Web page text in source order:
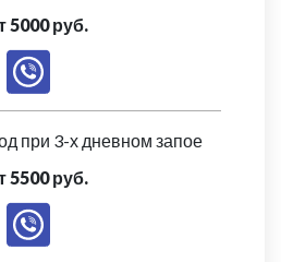
5000 руб.
при 3-х дневном запое
5500 руб.